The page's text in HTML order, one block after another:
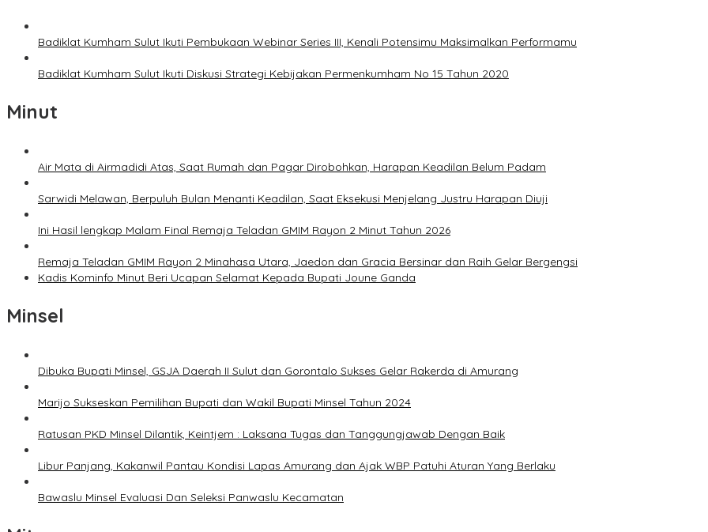
Badiklat Kumham Sulut Ikuti Pembukaan Webinar Series III, Kenali Potensimu Maksimalkan Performamu
Badiklat Kumham Sulut Ikuti Diskusi Strategi Kebijakan Permenkumham No 15 Tahun 2020
Minut
Air Mata di Airmadidi Atas, Saat Rumah dan Pagar Dirobohkan, Harapan Keadilan Belum Padam
Sarwidi Melawan, Berpuluh Bulan Menanti Keadilan, Saat Eksekusi Menjelang Justru Harapan Diuji
Ini Hasil lengkap Malam Final Remaja Teladan GMIM Rayon 2 Minut Tahun 2026
Remaja Teladan GMIM Rayon 2 Minahasa Utara, Jaedon dan Gracia Bersinar dan Raih Gelar Bergengsi
Kadis Kominfo Minut Beri Ucapan Selamat Kepada Bupati Joune Ganda
Minsel
Dibuka Bupati Minsel, GSJA Daerah II Sulut dan Gorontalo Sukses Gelar Rakerda di Amurang
Marijo Sukseskan Pemilihan Bupati dan Wakil Bupati Minsel Tahun 2024
Ratusan PKD Minsel Dilantik, Keintjem : Laksana Tugas dan Tanggungjawab Dengan Baik
Libur Panjang, Kakanwil Pantau Kondisi Lapas Amurang dan Ajak WBP Patuhi Aturan Yang Berlaku
Bawaslu Minsel Evaluasi Dan Seleksi Panwaslu Kecamatan